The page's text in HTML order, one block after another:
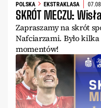
POLSKA EKSTRAKLASA
SKRÓT MECZU:
Zapraszamy na skrót
Nafciarzami. Było
momentów!